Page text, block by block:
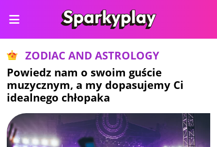
ZODIAC AND ASTROLOGY
Powiedz nam o swoim guście
muzycznym, a my dopasujemy Ci
idealnego chłopaka